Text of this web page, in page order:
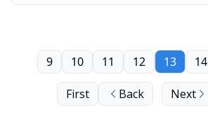
First Back
9 10 11 12 13 14
Next